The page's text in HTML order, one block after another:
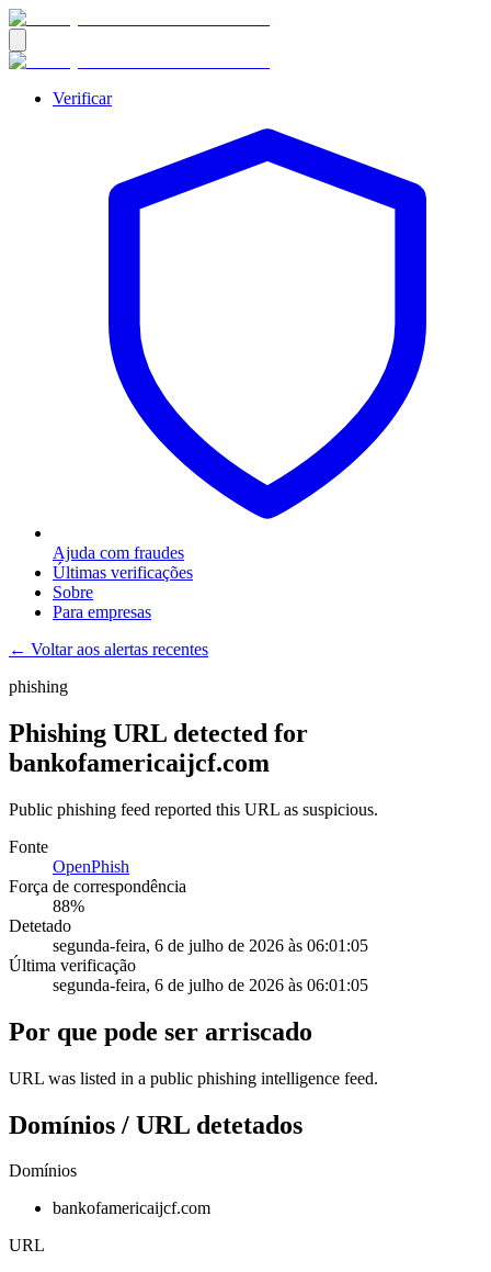
Verificar
Ajuda com fraudes
Últimas verificações
Sobre
Para empresas
← Voltar aos alertas recentes
phishing
Phishing URL detected for
bankofamericaijcf.com
Public phishing feed reported this URL as suspicious.
Fonte
OpenPhish
Força de correspondência
88%
Detetado
segunda-feira, 6 de julho de 2026 às 06:01:05
Última verificação
segunda-feira, 6 de julho de 2026 às 06:01:05
Por que pode ser arriscado
URL was listed in a public phishing intelligence feed.
Domínios / URL detetados
Domínios
bankofamericaijcf.com
URL